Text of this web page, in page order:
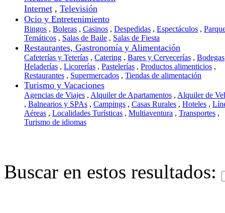
Internet , Televisión
Ocio y Entretenimiento
Bingos , Boleras , Casinos , Despedidas , Espectáculos ,
Temáticos , Salas de Baile , Salas de Fiesta
Restaurantes, Gastronomía y Alimentación
Cafeterías y Teterías , Catering , Bares y Cervecerías , Bodegas
Heladerías , Licorerías , Pastelerías , Productos alimenticios ,
Restaurantes , Supermercados , Tiendas de alimentación
Turismo y Vacaciones
Agencias de Viajes , Alquiler de Apartamentos , Alquiler de
, Balnearios y SPAs , Campings , Casas Rurales , Hoteles ,
Aéreas , Localidades Turísticas , Multiaventura , Transportes ,
Turismo de idiomas
Buscar en estos resultados: